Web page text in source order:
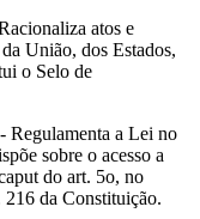
atos e
União, dos Estados,
o Selo de
Regulamenta a Lei no
sobre o acesso a
do art. 5o, no
da Constituição.